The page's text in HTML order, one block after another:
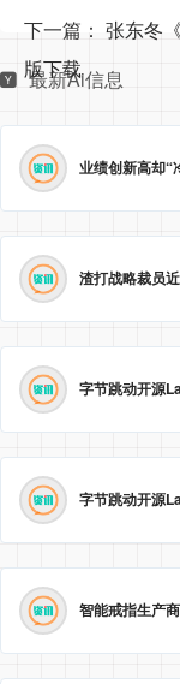
下一篇： 张东冬
版下载
最新Ai信息
字节跳动开源